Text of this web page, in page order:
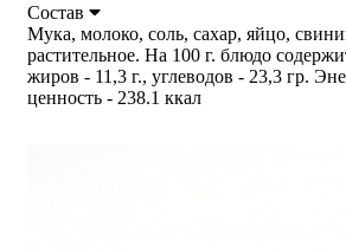
Состав
Мука, молоко, соль, сахар, яйцо,
растительное. На 100 г. блюдо
жиров - 11,3 г., углеводов - 23,3 гр.
ценность - 238.1 ккал